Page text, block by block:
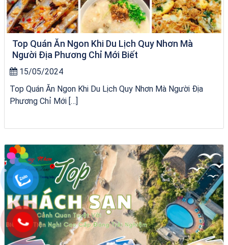
Top Quán Ăn Ngon Khi Du Lịch Quy Nhơn Mà
Người Địa Phương Chỉ Mới Biết
15/05/2024
Top Quán Ăn Ngon Khi Du Lịch Quy Nhơn Mà Người Địa
Phương Chỉ Mới […]
City Tour Quy Nhơn